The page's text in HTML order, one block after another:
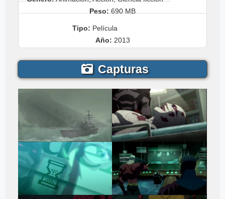
Peso: 690 MB
Tipo: Película
Año: 2013
Capturas